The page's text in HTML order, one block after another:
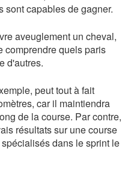
sont capables de gagner.
aveuglement un cheval,
comprendre quels paris
d'autres.
peut tout à fait
car il maintiendra
de la course. Par contre,
résultats sur une course
dans le sprint le